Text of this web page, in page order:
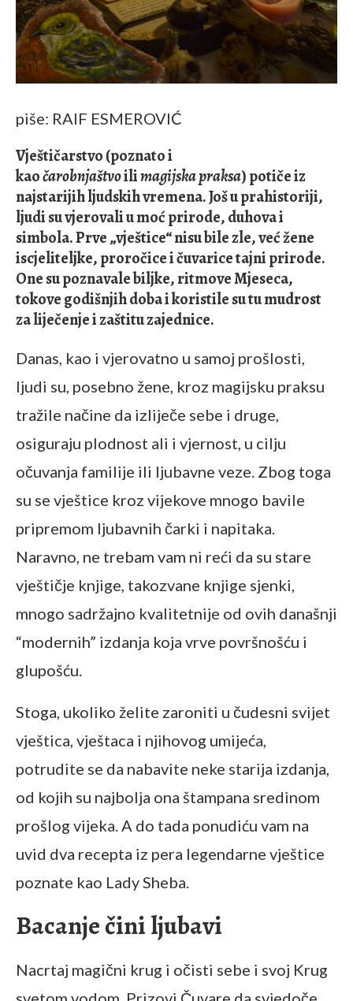
piše: RAIF ESMEROVIĆ
Vještičarstvo (poznato i
kaočarobnjaštvoilimagijska praksa) potiče iz
najstarijih ljudskih vremena. Još u prahistoriji,
ljudi su vjerovali u moć prirode, duhova i
simbola. Prve „vještice“ nisu bile zle, već žene
iscjeliteljke, proročice i čuvarice tajni prirode.
One su poznavale biljke, ritmove Mjeseca,
tokove godišnjih doba i koristile su tu mudrost
za liječenje i zaštitu zajednice.
Danas, kao i vjerovatno u samoj prošlosti,
ljudi su, posebno žene, kroz magijsku praksu
tražile načine da izliječe sebe i druge,
osiguraju plodnost ali i vjernost, u cilju
očuvanja familije ili ljubavne veze. Zbog toga
su se vještice kroz vijekove mnogo bavile
pripremom ljubavnih čarki i napitaka.
Naravno, ne trebam vam ni reći da su stare
vještičje knjige, takozvane knjige sjenki,
mnogo sadržajno kvalitetnije od ovih današnji
“modernih” izdanja koja vrve površnošću i
glupošću.
Stoga, ukoliko želite zaroniti u čudesni svijet
vještica, vještaca i njihovog umijeća,
potrudite se da nabavite neke starija izdanja,
od kojih su najbolja ona štampana sredinom
prošlog vijeka. A do tada ponudiću vam na
uvid dva recepta iz pera legendarne vještice
poznate kao Lady Sheba.
Bacanje čini ljubavi
Nacrtaj magični krug i očisti sebe i svoj Krug